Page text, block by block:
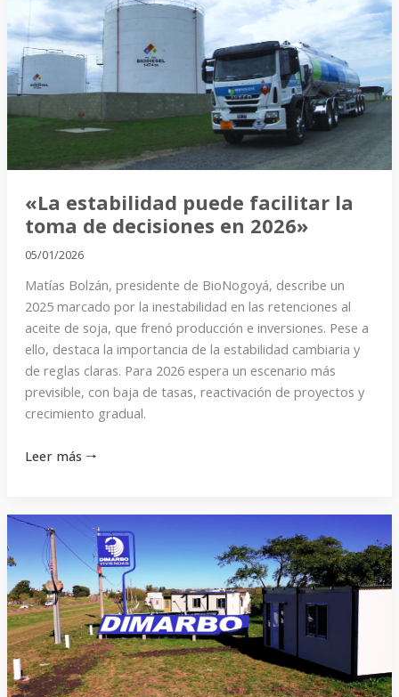
«La estabilidad puede facilitar la
toma de decisiones en 2026»
05/01/2026
Matías Bolzán, presidente de BioNogoyá, describe un
2025 marcado por la inestabilidad en las retenciones al
aceite de soja, que frenó producción e inversiones. Pese a
ello, destaca la importancia de la estabilidad cambiaria y
de reglas claras. Para 2026 espera un escenario más
previsible, con baja de tasas, reactivación de proyectos y
crecimiento gradual.
puede
facilitar
la
toma
de
decisiones
Leer más 🠒
«Quienes
inviertan
y
solo
se
dediquen
a